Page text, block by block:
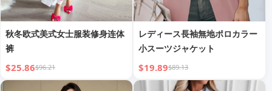
秋冬欧式美式女士服装修身连体
裤
$25.86$96.21
レディース長袖無地ポロカラー
小スーツジャケット
$19.89$89.13